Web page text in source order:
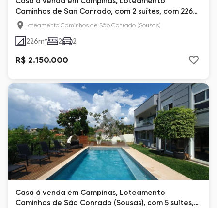
Caminhos de San Conrado, com 2 suítes, com 226
m², San Conrado
Loteamento Caminhos de São Conrado (Sousas)
226m² 2 2
R$ 2.150.000
Casa à venda em Campinas, Loteamento
Caminhos de São Conrado (Sousas), com 5 suítes,